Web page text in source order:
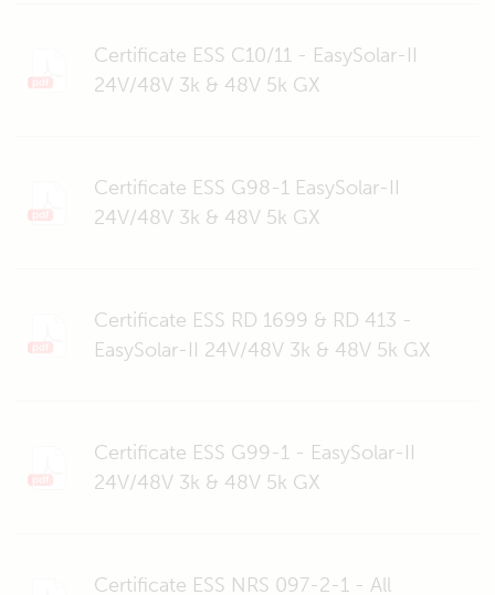
Certificate ESS C10/11 - EasySolar-II
24V/48V 3k & 48V 5k GX
Certificate ESS G98-1 EasySolar-II
24V/48V 3k & 48V 5k GX
Certificate ESS RD 1699 & RD 413 -
EasySolar-II 24V/48V 3k & 48V 5k GX
Certificate ESS G99-1 - EasySolar-II
24V/48V 3k & 48V 5k GX
Certificate ESS NRS 097-2-1 - All